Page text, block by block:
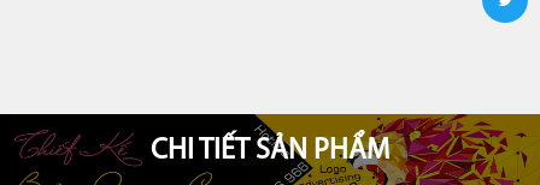
CHI TIẾT SẢN PHẨM